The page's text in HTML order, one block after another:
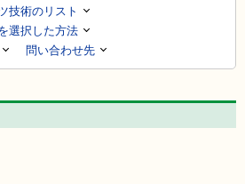
技術のリスト
選択した方法
問い合わせ先